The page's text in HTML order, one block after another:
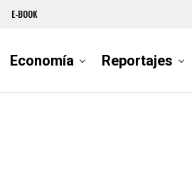
E-BOOK
Economía Reportajes